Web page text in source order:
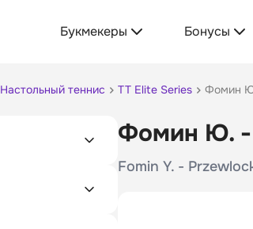
Букмекеры Бонусы
Настольный теннис TT Elite Series Фомин
Фомин Ю. -
Fomin Y. -